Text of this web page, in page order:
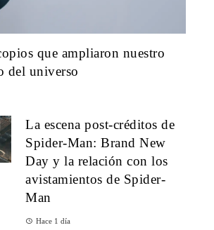
que ampliaron nuestro
del universo
La escena post-créditos de
Spider-Man: Brand New
Day y la relación con los
avistamientos de Spider-
Man
Hace 1 día